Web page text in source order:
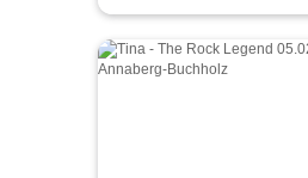
Einaudi Tribute bei
Kerzenschein